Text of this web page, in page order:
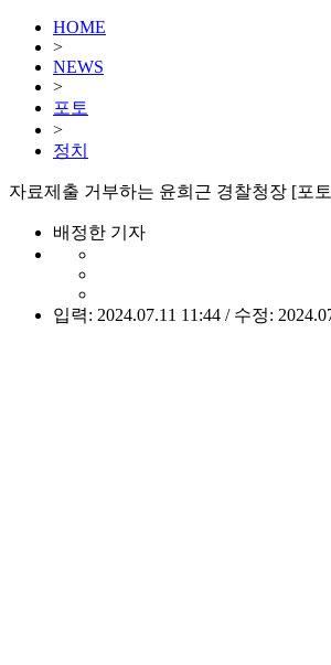
HOME
>
NEWS
>
포토
>
정치
자료제출 거부하는 윤희근 경찰청장 [포
배정한 기자
입력: 2024.07.11 11:44 / 수정: